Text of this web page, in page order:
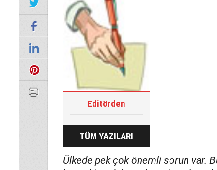
Editörden
TÜM YAZILARI
Ülkede pek çok önemli sorun var.